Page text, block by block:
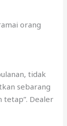
orang
tidak
sebarang
tetap”. Dealer